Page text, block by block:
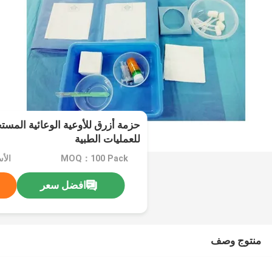
حزمة أزرق للأوعية الوعائية
للعمليات الطبية
MOQ：100 Pack
افضل سعر
منتوج وصف